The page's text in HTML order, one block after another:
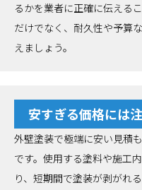
るかを業者に正確に伝える
だけでなく、耐久性や予算
えましょう。
安すぎる価格には
外壁塗装で極端に安い見積
です。使用する塗料や施工
り、短期間で塗装が剥がれ